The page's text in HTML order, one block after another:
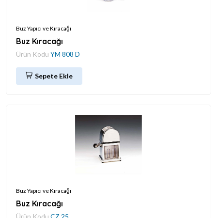
Buz Yapıcı ve Kıracağı
Buz Kıracağı
Ürün Kodu YM 808 D
Sepete Ekle
Buz Yapıcı ve Kıracağı
Buz Kıracağı
Ürün Kodu CZ 25